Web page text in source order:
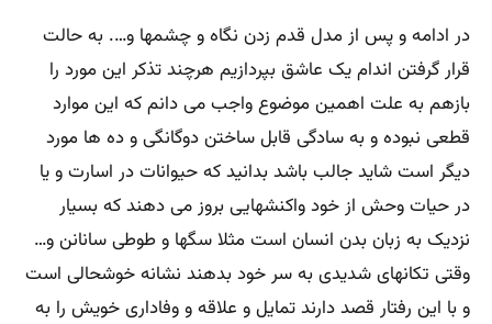
در ادامه و پس از مدل قدم زدن نگاه و چشمها و…. به حالت
قرار گرفتن اندام یک عاشق بپردازیم هرچند تذکر این مورد را
بازهم به علت اهمین موضوع واجب می دانم که این موارد
قطعی نبوده و به سادگی قابل ساختن دوگانگی و ده ها مورد
دیگر است شاید جالب باشد بدانید که حیوانات در اسارت و یا
در حیات وحش از خود واکنشهایی بروز می دهند که بسیار
نزدیک به زبان بدن انسان است مثلا سگها و طوطی سانانن و…
وقتی تکانهای شدیدی به سر خود بدهند نشانه خوشحالی است
و با این رفتار قصد دارند تمایل و علاقه و وفاداری خویش را به